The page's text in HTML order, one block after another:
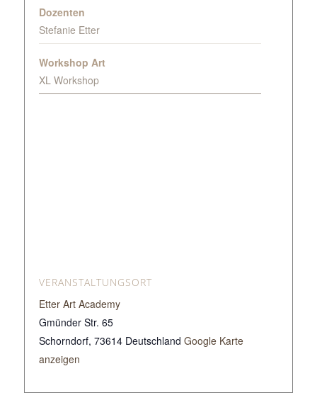
Dozenten
Stefanie Etter
Workshop Art
XL Workshop
VERANSTALTUNGSORT
Etter Art Academy
Gmünder Str. 65
Schorndorf, 73614 Deutschland Google Karte
anzeigen